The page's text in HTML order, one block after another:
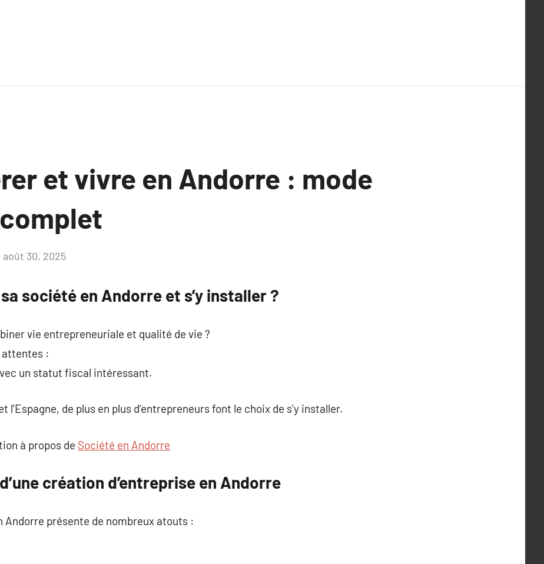
et vivre en Andorre : mode
août 30, 2025
société en Andorre et s’y installer ?
vie entrepreneuriale et qualité de vie ?
attentes :
un statut fiscal intéressant.
l’Espagne, de plus en plus d’entrepreneurs font le choix de s’y installer.
à propos de Société en Andorre
création d’entreprise en Andorre
Andorre présente de nombreux atouts :